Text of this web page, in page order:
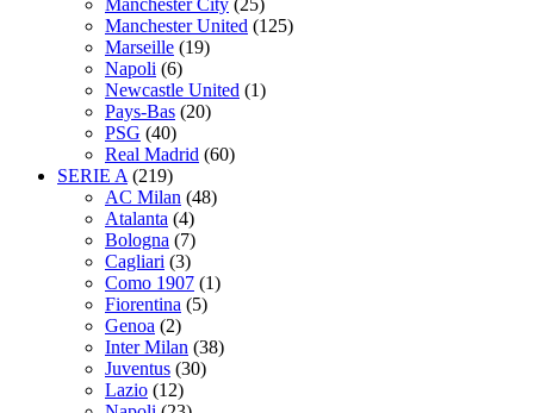
Manchester City (25)
Manchester United (125)
Marseille (19)
Napoli (6)
Newcastle United (1)
Pays-Bas (20)
PSG (40)
Real Madrid (60)
SERIE A (219)
AC Milan (48)
Atalanta (4)
Bologna (7)
Cagliari (3)
Como 1907 (1)
Fiorentina (5)
Genoa (2)
Inter Milan (38)
Juventus (30)
Lazio (12)